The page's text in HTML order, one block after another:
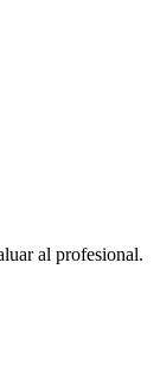
al profesional.